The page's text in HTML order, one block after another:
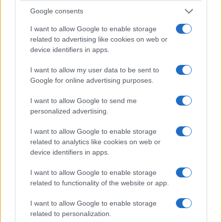
Google consents
I want to allow Google to enable storage
related to advertising like cookies on web or
device identifiers in apps.
I want to allow my user data to be sent to
Google for online advertising purposes.
I want to allow Google to send me
personalized advertising.
I want to allow Google to enable storage
related to analytics like cookies on web or
device identifiers in apps.
I want to allow Google to enable storage
related to functionality of the website or app.
I want to allow Google to enable storage
related to personalization.
υποβοήθησης οδηγού ως στάνταρ. Σε αυτά περιλαμβάνεται
το predictive efficiency assist (προγνωστική υποβοήθηση
ενεργειακής απόδοσης), που υποστηρίζει ένα στυλ
οδήγησης που βελτιστοποιεί την κατανάλωση ενέργειας. Τα
προαιρετικά συστήματα – όπως πολλά άλλα χαρακτηριστικά
εξοπλισμού – χωρίζονται σε πακέτα. Το αποκορύφωμα
οδηγό με διαμήκη και πλευρική καθοδήγηση σε ολόκληρο το
εύρος ταχύτητας, προσδίδοντας στοιχεία αυτόνομης
οδήγησης. Οι κάμερες surround view είναι μια εξαιρετικά
μεγάλη βοήθεια κατά την οδήγηση στην πόλη και κατά τη
στάθμευση.
Βιωσιμότητα
Η Audi κατασκευάζει τα Q4 e-tron και Q4 Sportback e-tron
για τις αγορές της Ευρώπης και των Ηνωμένων Πολιτειών